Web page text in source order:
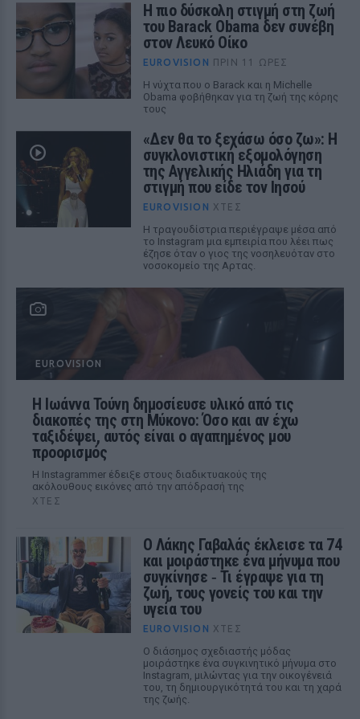
Η πιο δύσκολη στιγμή στη ζωή
του Barack Obama δεν συνέβη
στον Λευκό Οίκο
EUROVISION ΠΡΙΝ 11 ΏΡΕΣ
Η νύχτα που ο Barack και η Michelle
Obama φοβήθηκαν για τη ζωή της κόρης
τους
«Δεν θα το ξεχάσω όσο ζω»: Η
συγκλονιστική εξομολόγηση
της Αγγελικής Ηλιάδη για τη
στιγμή που είδε τον Ιησού
EUROVISION ΧΤΕΣ
Η τραγουδίστρια περιέγραψε μέσα από
το Instagram μια εμπειρία που λέει πως
έζησε όταν ο γιος της νοσηλευόταν στο
νοσοκομείο της Αρτας.
EUROVISION
Η Ιωάννα Τούνη δημοσίευσε υλικό από τις
διακοπές της στη Μύκονο: Όσο και αν έχω
ταξιδέψει, αυτός είναι ο αγαπημένος μου
προορισμός
Η Instagrammer έδειξε στους διαδικτυακούς της
ακόλουθους εικόνες από την απόδρασή της
ΧΤΕΣ
Ο Λάκης Γαβαλάς έκλεισε τα 74
και μοιράστηκε ένα μήνυμα που
συγκίνησε ‑ Τι έγραψε για τη
ζωή, τους γονείς του και την
υγεία του
EUROVISION ΧΤΕΣ
Ο διάσημος σχεδιαστής μόδας
μοιράστηκε ένα συγκινητικό μήνυμα στο
Instagram, μιλώντας για την οικογένειά
του, τη δημιουργικότητά του και τη χαρά
της ζωής.